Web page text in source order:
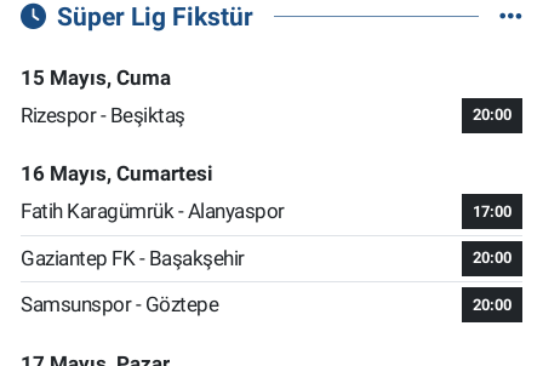
Süper Lig Fikstür
15 Mayıs, Cuma
Rizespor - Beşiktaş
20:00
16 Mayıs, Cumartesi
Fatih Karagümrük - Alanyaspor
17:00
Gaziantep FK - Başakşehir 20:00
Samsunspor - Göztepe 20:00